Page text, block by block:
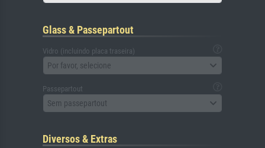
Glass & Passepartout
Vidro (incluindo placa traseira)
Por favor, selecione
Passepartout
Sem passepartout
Diversos & Extras